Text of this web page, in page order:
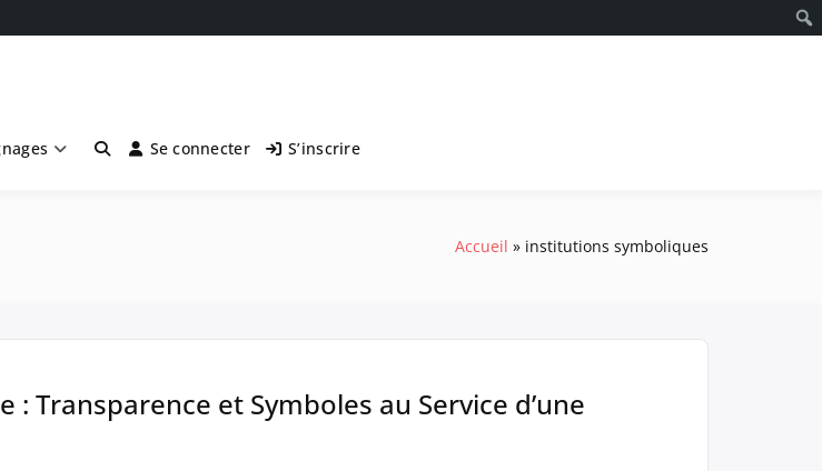
Se connecter S’inscrire
Accueil institutions symboliques
Transparence et Symboles au Service d’une